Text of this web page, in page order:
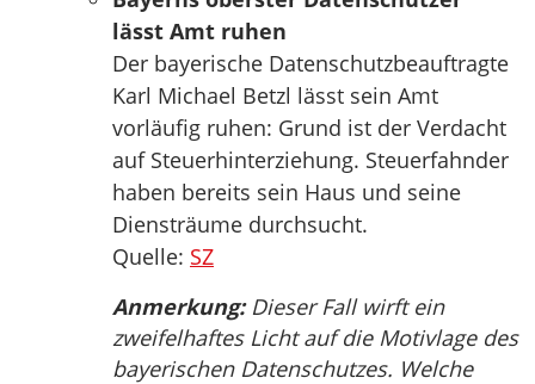
lässt Amt ruhen
Der bayerische Datenschutzbeauftragte
Karl Michael Betzl lässt sein Amt
vorläufig ruhen: Grund ist der Verdacht
auf Steuerhinterziehung. Steuerfahnder
haben bereits sein Haus und seine
Diensträume durchsucht.
Quelle: SZ
Anmerkung:Dieser Fall wirft ein
zweifelhaftes Licht auf die Motivlage des
bayerischen Datenschutzes. Welche